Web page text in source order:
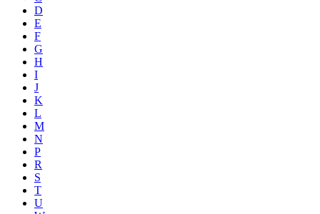
D
E
F
G
H
I
J
K
L
M
N
P
R
S
T
U